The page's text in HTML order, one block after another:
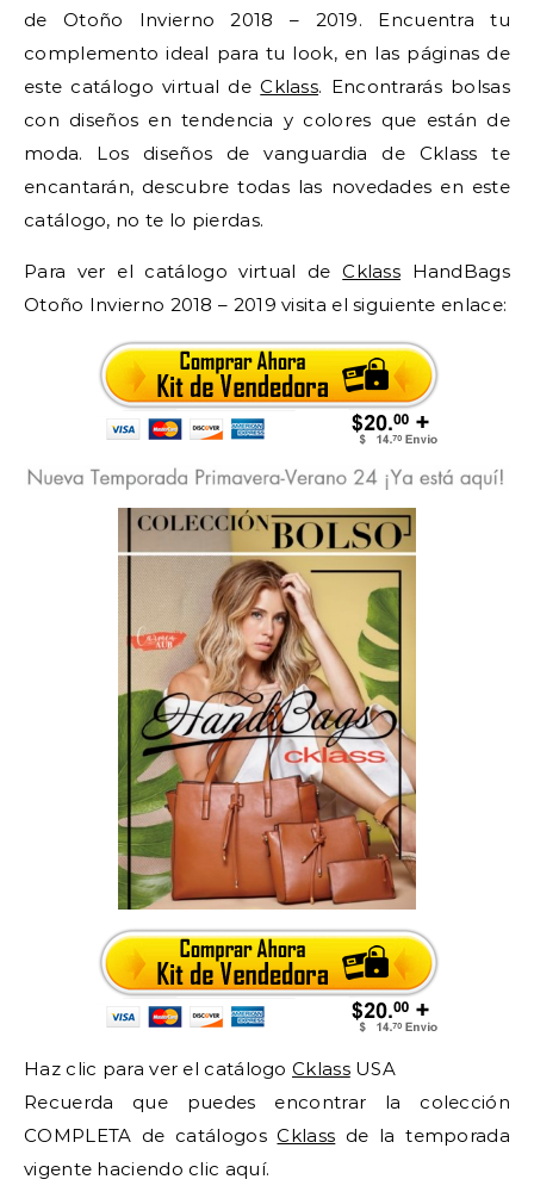
de Otoño Invierno 2018 – 2019. Encuentra tu
complemento ideal para tu look, en las páginas de
este catálogo virtual deCklass. Encontrarás bolsas
con diseños en tendencia y colores que están de
moda. Los diseños de vanguardia de Cklass te
encantarán, descubre todas las novedades en este
catálogo, no te lo pierdas.
Para ver el catálogo virtual deCklass HandBags
Otoño Invierno 2018 – 2019 visita el siguiente enlace:
Haz clic para ver el catálogoCklassUSA
Recuerda que puedes encontrar la colección
COMPLETA de catálogosCklass de la temporada
vigente haciendo clic aquí.